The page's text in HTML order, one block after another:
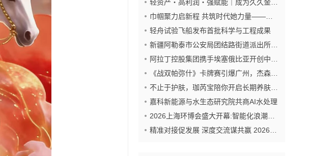
轻舟试验飞船发布首批科学与工程成果
嘉科新能源与水生态研究院共商AI水处理